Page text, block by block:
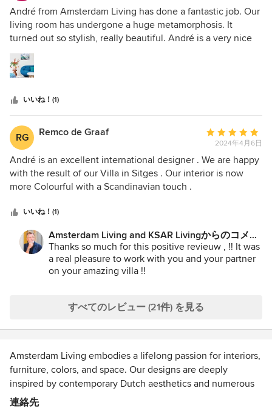
評
価：
5
André from Amsterdam Living has done a fantastic job. Our
living room has undergone a huge metamorphosis. It
turned out so stylish, really beautiful. André is a very nice
man with surprising ideas. You can discuss everything and
he does what he promises, highly recommended!
いいね！(1)
RG Remco de Graaf
平
均
評
価：
星
5
2024年4月6日
André is an excellent international designer . We are happy
with the result of our Villa in Sitges . Our interior is now
more Colourful with a Scandinavian touch .
いいね！(1)
Amsterdam Living and KSAR Livingからのコメン
ト：
Thanks so much for this positive revieuw , !! It was
a real pleasure to work with you and your partner
on your amazing villa !!
すべてのレビュー (21件) を見る
Amsterdam Living embodies a lifelong passion for interiors,
furniture, colors, and space. Our designs are deeply
inspired by contemporary Dutch aesthetics and numerous
international designer labels, resulting in a unique blend of
連絡先